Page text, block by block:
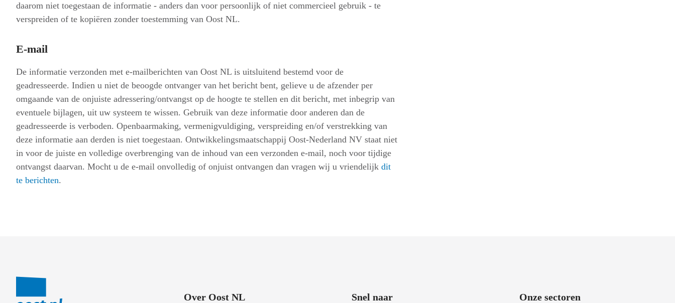
daarom niet toegestaan de informatie - anders dan voor persoonlijk of niet commercieel gebruik - te
verspreiden of te kopiëren zonder toestemming van Oost NL.
E-mail
De informatie verzonden met e-mailberichten van Oost NL is uitsluitend bestemd voor de
geadresseerde. Indien u niet de beoogde ontvanger van het bericht bent, gelieve u de afzender per
omgaande van de onjuiste adressering/ontvangst op de hoogte te stellen en dit bericht, met inbegrip van
eventuele bijlagen, uit uw systeem te wissen. Gebruik van deze informatie door anderen dan de
geadresseerde is verboden. Openbaarmaking, vermenigvuldiging, verspreiding en/of verstrekking van
deze informatie aan derden is niet toegestaan. Ontwikkelingsmaatschappij Oost-Nederland NV staat niet
in voor de juiste en volledige overbrenging van de inhoud van een verzonden e-mail, noch voor tijdige
ontvangst daarvan. Mocht u de e-mail onvolledig of onjuist ontvangen dan vragen wij u vriendelijk dit
te berichten.
Over Oost NL Snel naar Onze sectoren